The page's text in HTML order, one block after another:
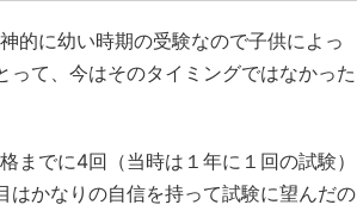
に幼い時期の受験なので子供によっ
て、今はそのタイミングではなかった
でに4回（当時は１年に１回の試験）
はかなりの自信を持って試験に望んだの